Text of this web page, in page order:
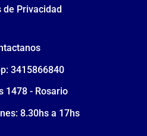
de Privacidad
3415866840
1478 - Rosario
8.30hs a 17hs